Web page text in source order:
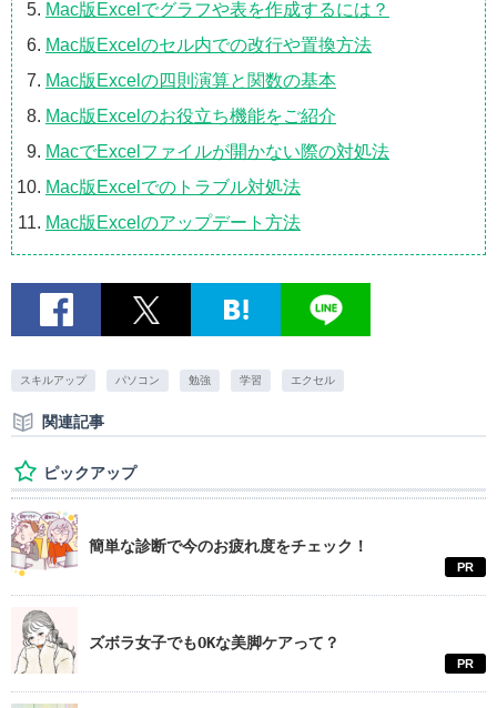
Mac版Excelでグラフや表を作成するには？
Mac版Excelのセル内での改行や置換方法
Mac版Excelの四則演算と関数の基本
Mac版Excelのお役立ち機能をご紹介
MacでExcelファイルが開かない際の対処法
Mac版Excelでのトラブル対処法
Mac版Excelのアップデート方法
スキルアップ パソコン 勉強 学習 エクセル
関連記事
ピックアップ
簡単な診断で今のお疲れ度をチェック！
PR
ズボラ女子でもOKな美脚ケアって？
PR